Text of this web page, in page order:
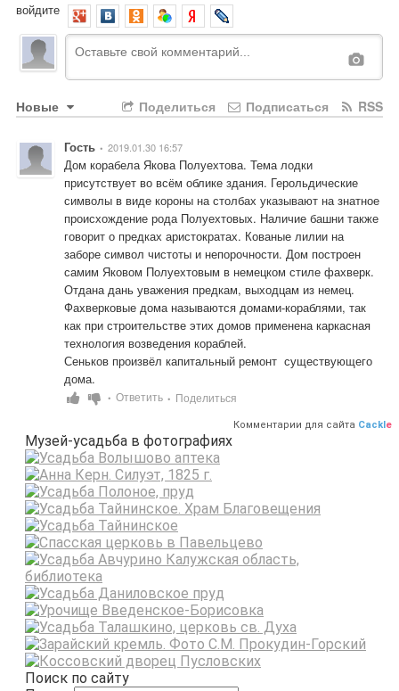
войдите
Новые RSS
Подписаться
Поделиться
Гость • 2019.01.30 16:57
Дом корабела Якова Полуехтова. Тема лодки
присутствует во всём облике здания. Герольдические
символы в виде короны на столбах указывают на знатное
происхождение рода Полуехтовых. Наличие башни также
говорит о предках аристократах. Кованые лилии на
заборе символ чистоты и непорочности. Дом построен
самим Яковом Полуехтовым в немецком стиле фахверк.
Отдана дань уважения предкам, выходцам из немец.
Фахверковые дома называются домами-кораблями, так
как при строительстве этих домов применена каркасная
технология возведения кораблей.
Сеньков произвёл капитальный ремонт  существующего
дома.
• Ответить • Поделиться
Комментарии для сайта Cackle
Музей-усадьба в фотографиях
Поиск по сайту